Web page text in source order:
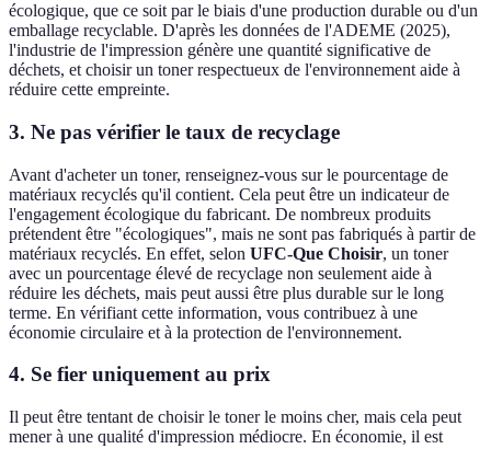
écologique, que ce soit par le biais d'une production durable ou d'un
emballage recyclable. D'après les données de l'ADEME (2025),
l'industrie de l'impression génère une quantité significative de
déchets, et choisir un toner respectueux de l'environnement aide à
réduire cette empreinte.
3. Ne pas vérifier le taux de recyclage
Avant d'acheter un toner, renseignez-vous sur le pourcentage de
matériaux recyclés qu'il contient. Cela peut être un indicateur de
l'engagement écologique du fabricant. De nombreux produits
prétendent être "écologiques", mais ne sont pas fabriqués à partir de
matériaux recyclés. En effet, selon UFC-Que Choisir, un toner
avec un pourcentage élevé de recyclage non seulement aide à
réduire les déchets, mais peut aussi être plus durable sur le long
terme. En vérifiant cette information, vous contribuez à une
économie circulaire et à la protection de l'environnement.
4. Se fier uniquement au prix
Il peut être tentant de choisir le toner le moins cher, mais cela peut
mener à une qualité d'impression médiocre. En économie, il est